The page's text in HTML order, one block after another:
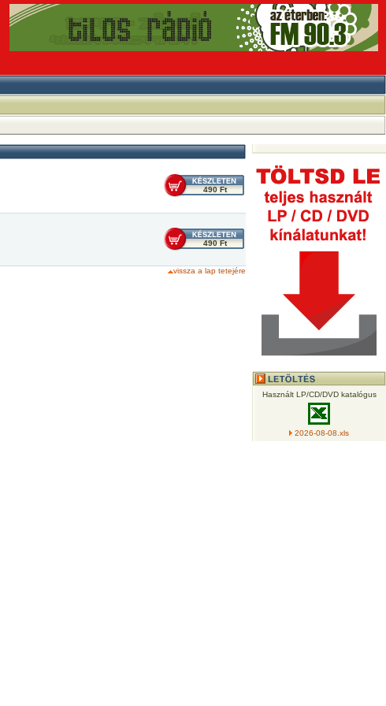
490 Ft
490 Ft
vissza a lap tetejére
Használt LP/CD/DVD katalógus
2026-08-08.xls